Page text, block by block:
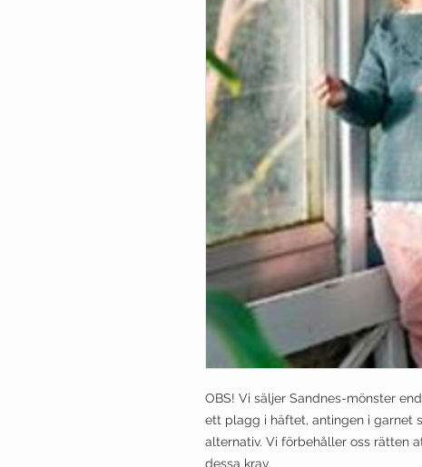
OBS! Vi säljer Sandnes-mönster
ett plagg i häftet, antingen i garnet
alternativ. Vi förbehåller oss rätten
dessa krav.